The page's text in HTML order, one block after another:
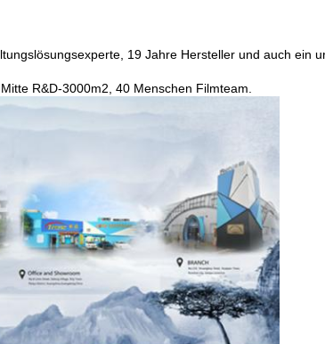
19 Jahre Hersteller und auch ein
R&D-3000m2, 40 Menschen Filmteam.